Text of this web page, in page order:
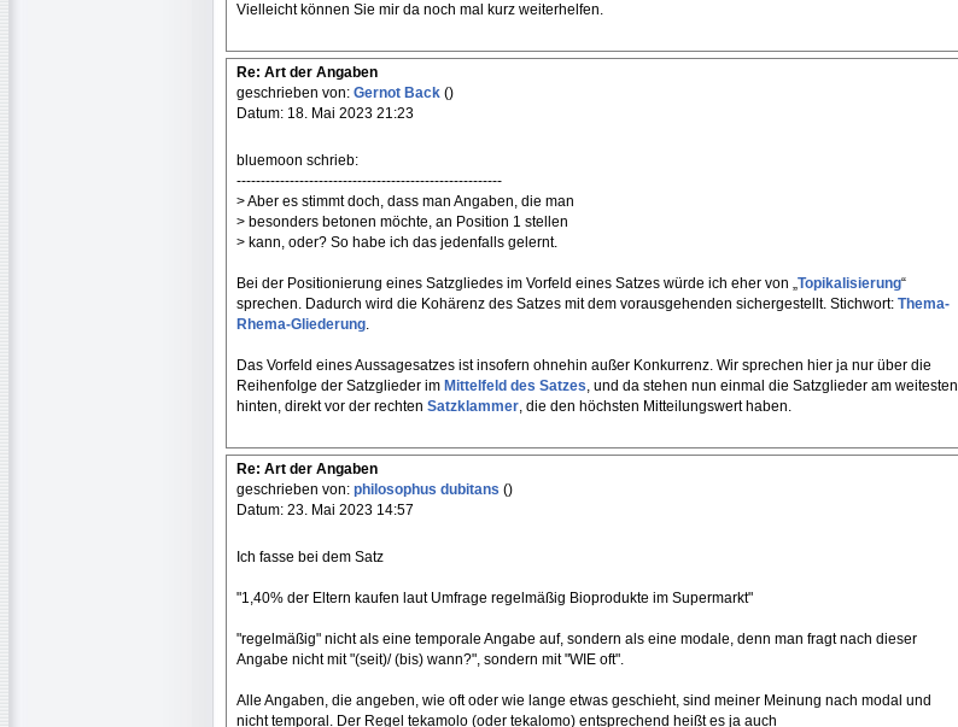
Vielleicht können Sie mir da noch mal kurz weiterhelfen.
Re: Art der Angaben
geschrieben von: Gernot Back ()
Datum: 18. Mai 2023 21:23
bluemoon schrieb:
-------------------------------------------------------
> Aber es stimmt doch, dass man Angaben, die man
> besonders betonen möchte, an Position 1 stellen
> kann, oder? So habe ich das jedenfalls gelernt.
Bei der Positionierung eines Satzgliedes im Vorfeld eines Satzes würde ich eher von „Topikalisierung“
sprechen. Dadurch wird die Kohärenz des Satzes mit dem vorausgehenden sichergestellt. Stichwort: Thema-
Rhema-Gliederung.
Das Vorfeld eines Aussagesatzes ist insofern ohnehin außer Konkurrenz. Wir sprechen hier ja nur über die
Reihenfolge der Satzglieder im Mittelfeld des Satzes, und da stehen nun einmal die Satzglieder am weitesten
hinten, direkt vor der rechten Satzklammer, die den höchsten Mitteilungswert haben.
Re: Art der Angaben
geschrieben von: philosophus dubitans ()
Datum: 23. Mai 2023 14:57
Ich fasse bei dem Satz
"1,40% der Eltern kaufen laut Umfrage regelmäßig Bioprodukte im Supermarkt"
"regelmäßig" nicht als eine temporale Angabe auf, sondern als eine modale, denn man fragt nach dieser
Angabe nicht mit "(seit)/ (bis) wann?", sondern mit "WIE oft".
Alle Angaben, die angeben, wie oft oder wie lange etwas geschieht, sind meiner Meinung nach modal und
nicht temporal. Der Regel tekamolo (oder tekalomo) entsprechend heißt es ja auch